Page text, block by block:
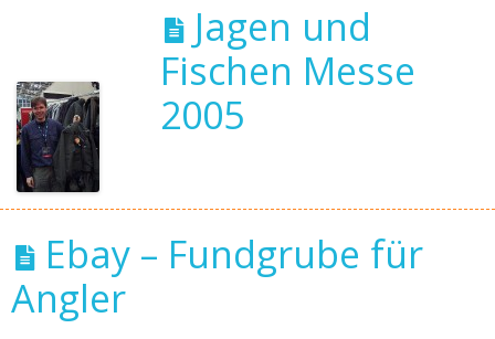
Jagen und
Fischen Messe
2005
Ebay – Fundgrube für
Angler